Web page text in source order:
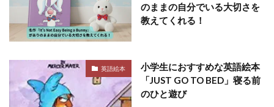
のままの自分でいる大切さを
教えてくれる！
英語絵本
小学生におすすめな英語絵本
「JUST GO TO BED」寝る前
のひと遊び